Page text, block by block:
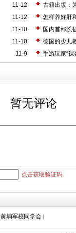
11-12
古籍出版：
11-12
怎样养好肝
11-10
国内首部长
11-10
德国的少儿
11-9
手游玩家“裸
暂无评论
点击获取验证码
黄埔军校同学会 |